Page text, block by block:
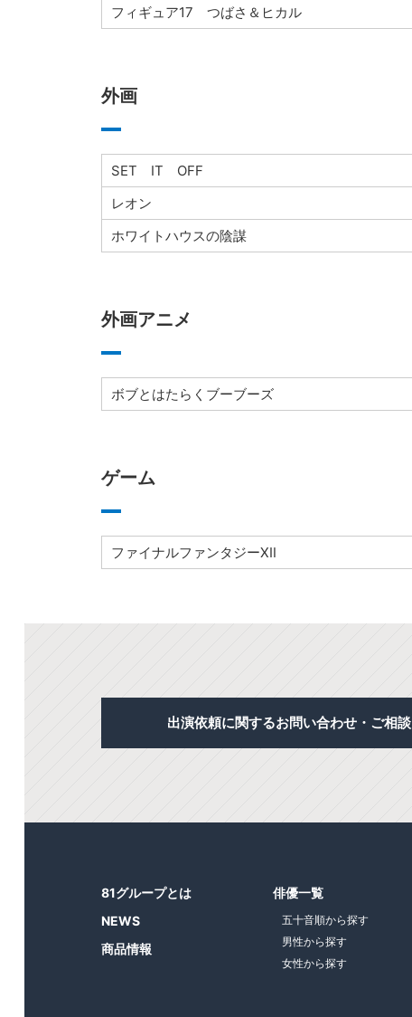
フィギュア17 つばさ＆ヒカル
外画
SET IT OFF
レオン
ホワイトハウスの陰謀
外画アニメ
ボブとはたらくブーブーズ
ゲーム
ファイナルファンタジーXⅡ
出演依頼に関するお問い合わせ・ご相談
81グループとは
NEWS
商品情報
俳優一覧
五十音順から探す
男性から探す
女性から探す